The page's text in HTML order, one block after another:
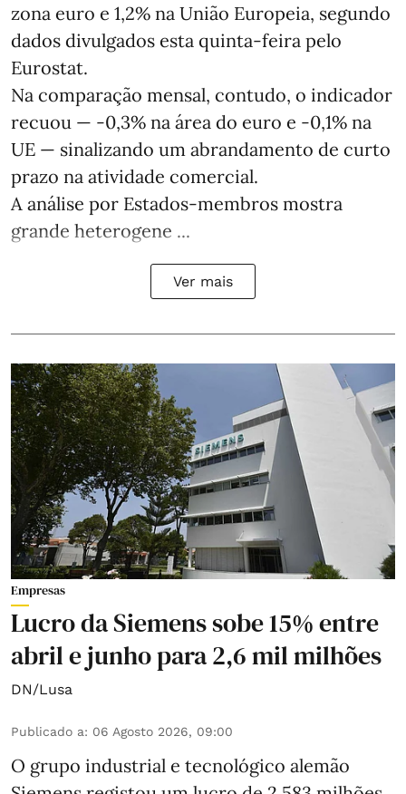
zona euro e 1,2% na União Europeia, segundo
dados divulgados esta quinta-feira pelo
Eurostat.
Na comparação mensal, contudo, o indicador
recuou — -0,3% na área do euro e -0,1% na
UE — sinalizando um abrandamento de curto
prazo na atividade comercial.
A análise por Estados‑membros mostra
grande heterogene ...
Ver mais
Empresas
Lucro da Siemens sobe 15% entre
abril e junho para 2,6 mil milhões
DN/Lusa
Publicado a: 06 Agosto 2026, 09:00
O grupo industrial e tecnológico alemão